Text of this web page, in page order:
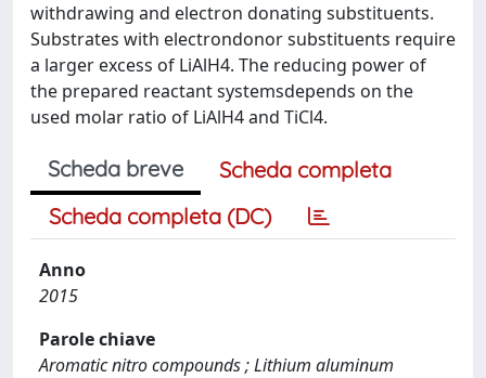
withdrawing and electron donating substituents.
Substrates with electrondonor substituents require
a larger excess of LiAlH4. The reducing power of
the prepared reactant systemsdepends on the
used molar ratio of LiAlH4 and TiCl4.
Scheda breve
Scheda completa
Scheda completa (DC)
Anno
2015
Parole chiave
Aromatic nitro compounds ; Lithium aluminum